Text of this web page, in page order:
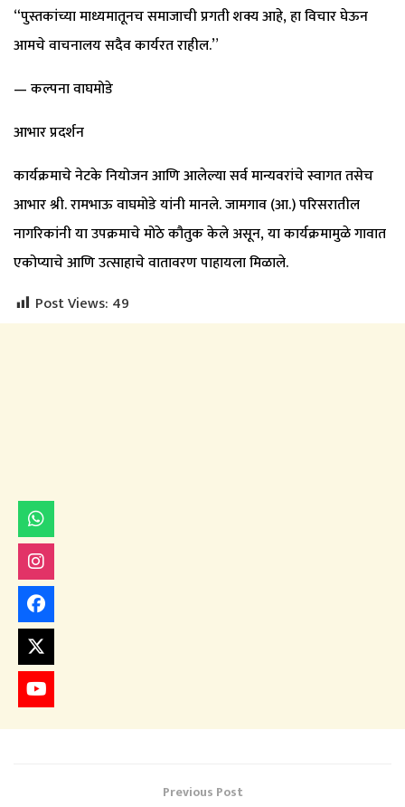
“पुस्तकांच्या माध्यमातूनच समाजाची प्रगती शक्य आहे, हा विचार घेऊन
आमचे वाचनालय सदैव कार्यरत राहील.”
— कल्पना वाघमोडे
आभार प्रदर्शन
कार्यक्रमाचे नेटके नियोजन आणि आलेल्या सर्व मान्यवरांचे स्वागत तसेच
आभार श्री. रामभाऊ वाघमोडे यांनी मानले. जामगाव (आ.) परिसरातील
नागरिकांनी या उपक्रमाचे मोठे कौतुक केले असून, या कार्यक्रमामुळे गावात
एकोप्याचे आणि उत्साहाचे वातावरण पाहायला मिळाले.
Post Views: 49
Previous Post